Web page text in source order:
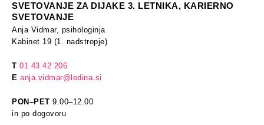
SVETOVANJE ZA DIJAKE 3. LETNIKA, KARIERNO
SVETOVANJE
Anja Vidmar, psihologinja
Kabinet 19 (1. nadstropje)
T 01 43 42 206
E anja.vidmar@ledina.si
PON–PET 9.00–12.00
in po dogovoru